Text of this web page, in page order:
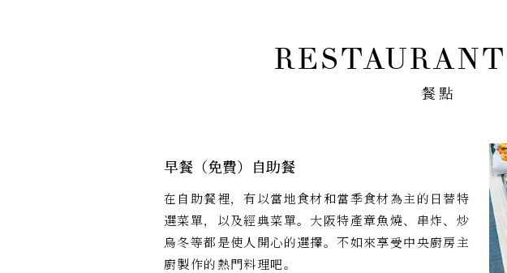
餐點
早餐（免費）自助餐
在自助餐裡，有以當地食材和當季食材為主的日替特
選菜單，以及經典菜單。大阪特產章魚燒、串炸、炒
烏冬等都是使人開心的選擇。不如來享受中央廚房主
廚製作的熱門料理吧。